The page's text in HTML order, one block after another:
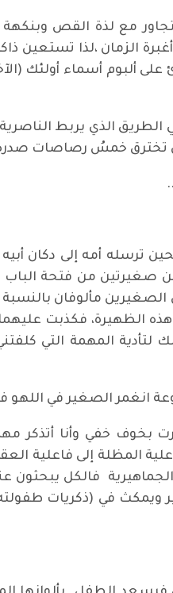
يتجاور مع لذة القص
9).. ذاكرة واحدة لا تكفي بسبب أغبرة
ألبوم أسماء أولئك
الذي يربط الناصرية
تخترق خمسُ رصاصات صدره../
ترسله أمه إلى دكان
صغيرتين من فتحة الباب
مألوفان بالنسبة
الظهيرة، فكذبت عليهما
انغمر الصغير في
المظلة إلى فاعلية
فالكل يبحثون
ويمكث في (ذكريات